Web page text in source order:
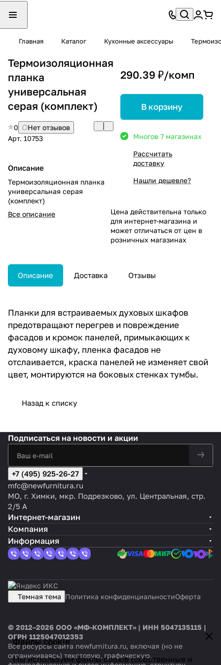
Главная Каталог Кухонные аксессуары
Термоизоляционная
планка
универсальная
серая (комплект)
0
Нет отзывов
Арт. 10753
Описание
Термоизоляционная планка
универсальная серая
(комплект)
Все описание
290.39 ₽/комп
В корзину
Многов 7 магазинах
Рассчитать
доставку
Нашли дешевле?
Цена действительна только
для интернет-магазина и
может отличаться от цен в
розничных магазинах
Описание Доставка Отзывы
Планки для встраиваемых духовых шкафов
предотвращают перегрев и повреждение
фасадов и кромок панелей, примыкающих к
духовому шкафу, пленка фасадов не
отслаивается, краска панелей не изменяет свой
цвет, монтируются на боковых стенках тумбы.
Назад к списку
Файлы cookie
Мы используем файлы cookie (собственные и
Подписаться на новости и акции
+7 (495) 925-26-27
mfc@newfurnitura.ru
МО, г. Химки, мкр. Подрезково, ул. Центральная, стр.
2/5 А
Интернет-магазин
Компания
Информация
Темная тема Политика конфиденциальностиОферта
© 2012–2026 ООО «МФ-КОМПЛЕКТ» | ИНН 5047135115 |
ОГРН 1125047012353
Все ресурсы сайта newfurnitura.ru, включая (но не
ограничиваясь) текстовую, графическую,